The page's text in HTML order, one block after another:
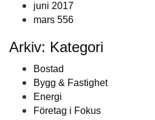
juni 2017
mars 556
Arkiv: Kategori
Bostad
Bygg & Fastighet
Energi
Företag i Fokus